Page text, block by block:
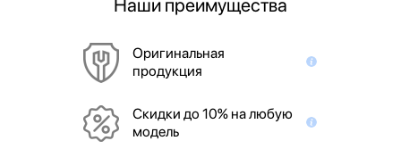
Наши преимущества
Оригинальная
продукция
Скидки до 10% на любую
модель